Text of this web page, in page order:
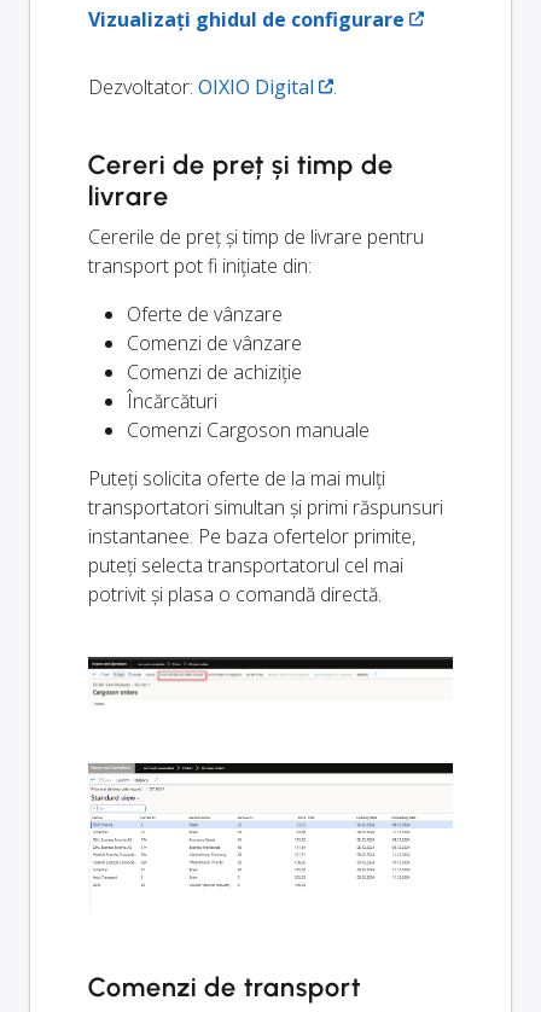
Vizualizați ghidul de configurare
Dezvoltator: OIXIO Digital .
Cereri de preț și timp de
livrare
Cererile de preț și timp de livrare pentru
transport pot fi inițiate din:
Oferte de vânzare
Comenzi de vânzare
Comenzi de achiziție
Încărcături
Comenzi Cargoson manuale
Puteți solicita oferte de la mai mulți
transportatori simultan și primi răspunsuri
instantanee. Pe baza ofertelor primite,
puteți selecta transportatorul cel mai
potrivit și plasa o comandă directă.
Comenzi de transport